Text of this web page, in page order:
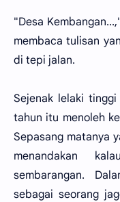
"Desa
membaca tulisan
di tepi jalan.
Sejenak lelaki
tahun itu menoleh
Sepasang matanya
menandakan
sembarangan.
sebagai seorang